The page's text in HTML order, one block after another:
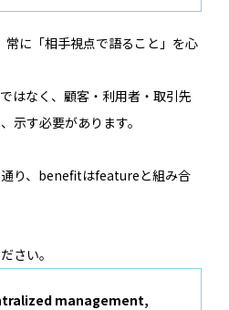
に「相手視点で語ること」を心
はなく、顧客・利用者・取引先
示す必要があります。
り、benefitはfeatureと組み合
さい。
management,